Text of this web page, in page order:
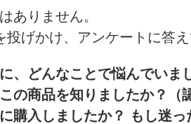
ありません。
投げかけ、アンケートに答
、どんなことで悩んでいま
の商品を知りましたか？（
購入しましたか？ もし迷